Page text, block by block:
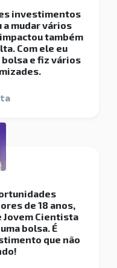
investimentos
a mudar vários
também
Com ele eu
e fiz vários
de 18 anos,
Jovem Cientista
bolsa. É
que não